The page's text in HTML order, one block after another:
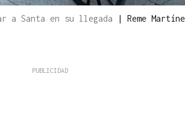
a Santa en su llegada | Reme